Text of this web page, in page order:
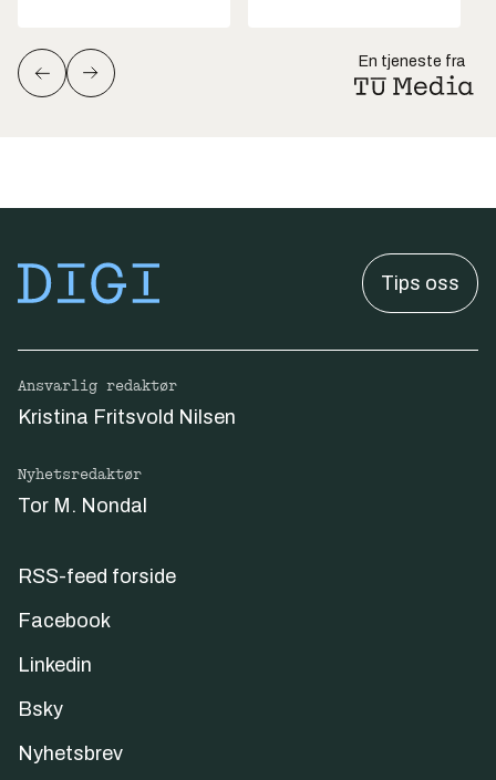
En tjeneste fra
Tips oss
Ansvarlig redaktør
Kristina Fritsvold Nilsen
Nyhetsredaktør
Tor M. Nondal
RSS-feed forside
Facebook
Linkedin
Bsky
Nyhetsbrev